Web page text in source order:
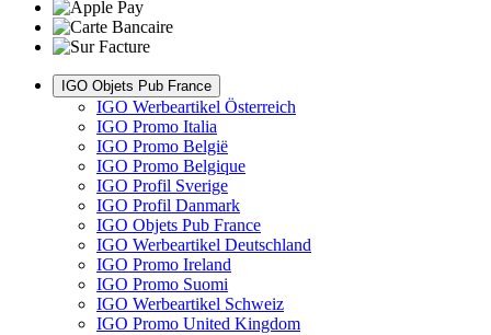
IGO Objets Pub France
IGO Werbeartikel Österreich
IGO Promo Italia
IGO Promo België
IGO Promo Belgique
IGO Profil Sverige
IGO Profil Danmark
IGO Objets Pub France
IGO Werbeartikel Deutschland
IGO Promo Ireland
IGO Promo Suomi
IGO Werbeartikel Schweiz
IGO Promo United Kingdom